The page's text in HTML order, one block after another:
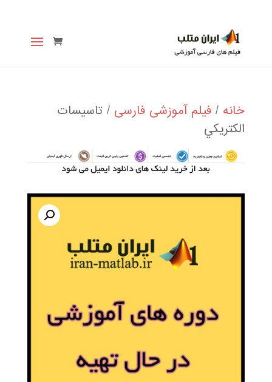
خانه / فیلم آموزشی فارسی / تاسيسات
الكتريكي